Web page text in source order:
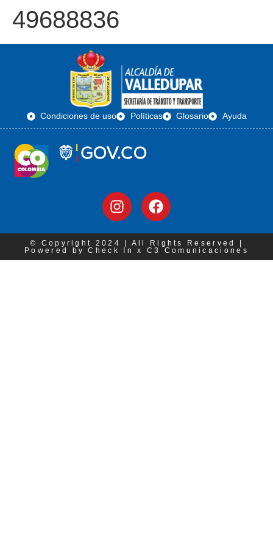
49688836
Condiciones de uso Políticas Glosario Ayuda
© Copyright 2024 | All Rights Reserved |
Powered by Check In x C3 Comunicaciones